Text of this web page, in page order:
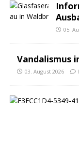
05.
Vandalismus
03. August 2026